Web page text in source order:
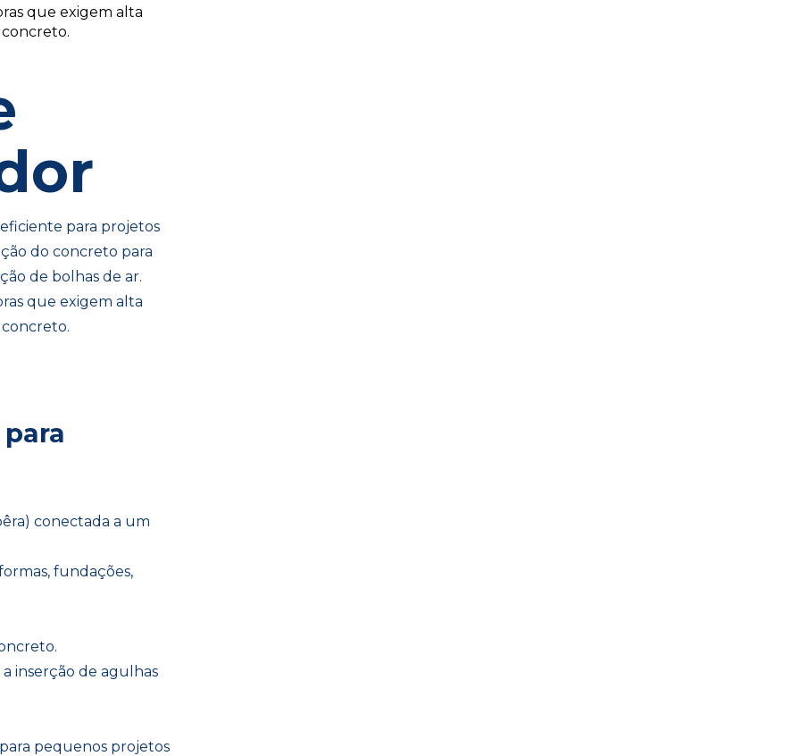
que exigem alta
para projetos
do concreto para
de bolhas de ar.
que exigem alta
conectada a um
fundações,
inserção de agulhas
pequenos projetos